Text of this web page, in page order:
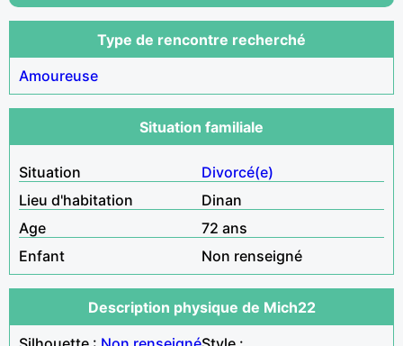
Type de rencontre recherché
Amoureuse
Situation familiale
Situation
Divorcé(e)
Lieu d'habitation
Dinan
Age
72 ans
Enfant
Non renseigné
Description physique de Mich22